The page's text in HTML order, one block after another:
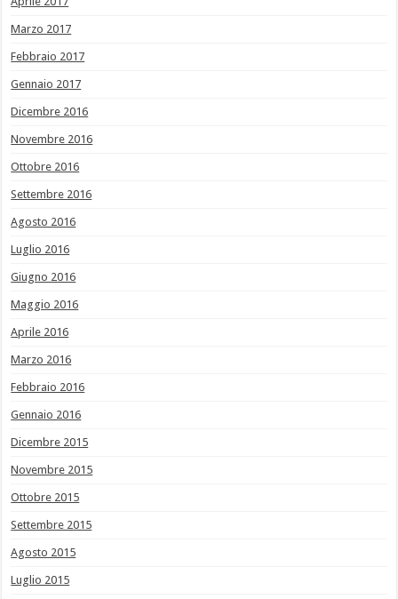
Marzo 2017
Febbraio 2017
Gennaio 2017
Dicembre 2016
Novembre 2016
Ottobre 2016
Settembre 2016
Agosto 2016
Luglio 2016
Giugno 2016
Maggio 2016
Aprile 2016
Marzo 2016
Febbraio 2016
Gennaio 2016
Dicembre 2015
Novembre 2015
Ottobre 2015
Settembre 2015
Agosto 2015
Luglio 2015